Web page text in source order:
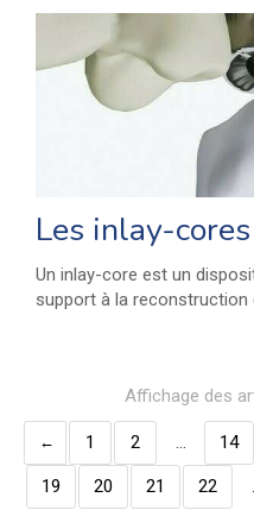
Les inlay-cores
Un inlay-core est un
support à la reconstruction
Affichage des
1 2 … 14
19 20 21 22